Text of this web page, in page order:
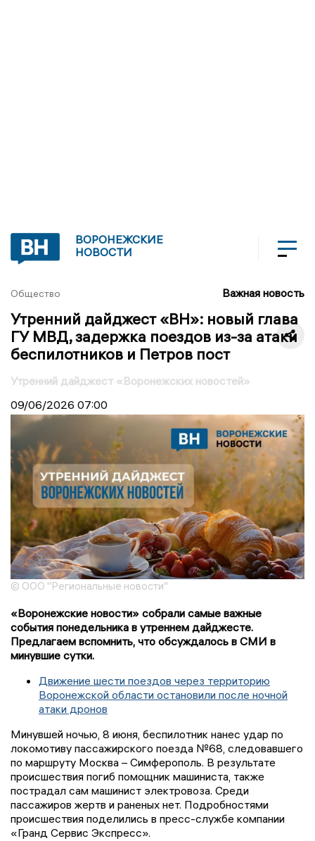
ВОРОНЕЖСКИЕ
НОВОСТИ
Общество Важная новость
Утренний дайджест «ВН»: новый глава
ГУ МВД, задержка поездов из-за атаки
беспилотников и Петров пост
Утренний дайджест «Воронежских новостей»
09/06/2026 07:00
© ООО "Региональные новости"
«Воронежские новости» собрали самые важные
события понедельника в утреннем дайджесте.
Предлагаем вспомнить, что обсуждалось в СМИ в
минувшие сутки.
Движение шести поездов через территорию
Воронежской области остановили после ночной
атаки дронов
Минувшей ночью, 8 июня, беспилотник нанес удар по
локомотиву пассажирского поезда №68, следовавшего
по маршруту Москва – Симферополь. В результате
происшествия погиб помощник машиниста, также
пострадал сам машинист электровоза. Среди
пассажиров жертв и раненых нет. Подробностями
происшествия поделились в пресс-службе компании
«Гранд Сервис Экспресс».